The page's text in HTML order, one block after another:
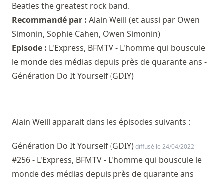
Beatles the greatest rock band.
Recommandé par : Alain Weill (et aussi par Owen
Simonin, Sophie Cahen, Owen Simonin)
Episode : L'Express, BFMTV - L'homme qui bouscule
le monde des médias depuis près de quarante ans -
Génération Do It Yourself (GDIY)
Alain Weill apparait dans les épisodes suivants :
Génération Do It Yourself (GDIY)diffusé le 24/04/2022
#256 - L'Express, BFMTV - L'homme qui bouscule le
monde des médias depuis près de quarante ans